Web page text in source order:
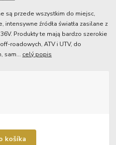
są przede wszystkim do miejsc,
źródła światła zasilane z
Produkty te mają bardzo szerokie
roadowych, ATV i UTV, do
sam... celý popis
košíka